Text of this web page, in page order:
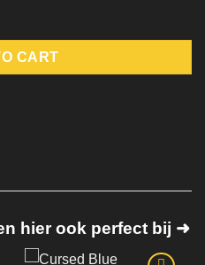
CART
hier ook perfect bij ➜